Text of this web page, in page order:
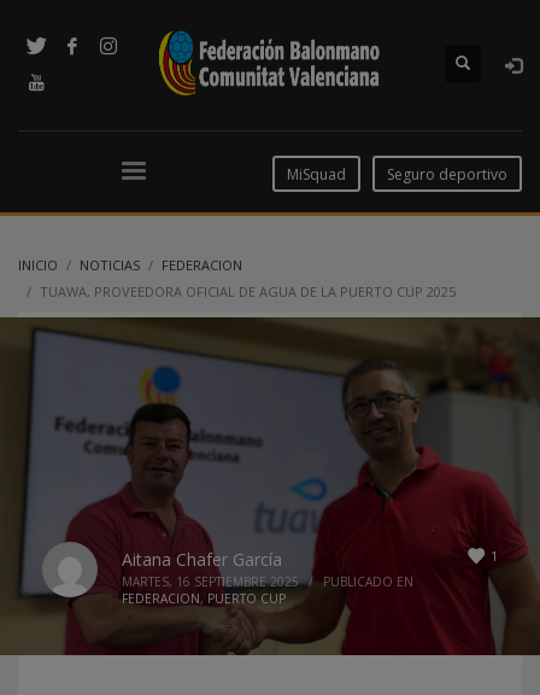
MiSquad Seguro deportivo
INICIO NOTICIAS
FEDERACION
TUAWA, PROVEEDORA OFICIAL DE AGUA DE LA PUERTO CUP 2025
1
Aitana Chafer García
MARTES, 16 SEPTIEMBRE 2025 /
PUBLICADO EN
FEDERACION, PUERTO CUP